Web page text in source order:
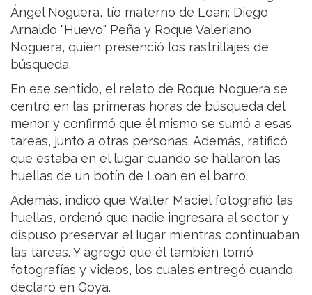
Ángel Noguera, tío materno de Loan; Diego
Arnaldo "Huevo" Peña y Roque Valeriano
Noguera, quien presenció los rastrillajes de
búsqueda.
En ese sentido, el relato de Roque Noguera se
centró en las primeras horas de búsqueda del
menor y confirmó que él mismo se sumó a esas
tareas, junto a otras personas. Además, ratificó
que estaba en el lugar cuando se hallaron las
huellas de un botín de Loan en el barro.
Además, indicó que Walter Maciel fotografió las
huellas, ordenó que nadie ingresara al sector y
dispuso preservar el lugar mientras continuaban
las tareas. Y agregó que él también tomó
fotografías y videos, los cuales entregó cuando
declaró en Goya.